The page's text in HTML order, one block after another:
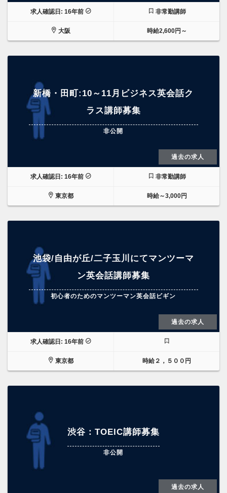
求人確認日: 16年前 非常勤講師
大阪 時給2,600円～
新橋・田町:10～11月ビジネス英会話ク
ラス講師募集
非公開
過去の求人
求人確認日: 16年前 非常勤講師
東京都 時給～3,000円
池袋/自由が丘/二子玉川にてマンツーマ
ン英会話講師募集
初心者のためのマンツーマン英会話ビギン
過去の求人
求人確認日: 16年前
東京都 時給２，５００円
渋谷：TOEIC講師募集
非公開
過去の求人